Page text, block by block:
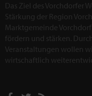
Das Ziel des Vorchdorfer
Stärkung der Region
Marktgemeinde
fördern und stärken.
Veranstaltungen wollen
wirtschaftlich